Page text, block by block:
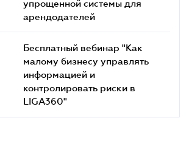
упрощенной системы для
арендодателей
Бесплатный вебинар "Как
малому бизнесу управлять
информацией и
контролировать риски в
LIGA360"